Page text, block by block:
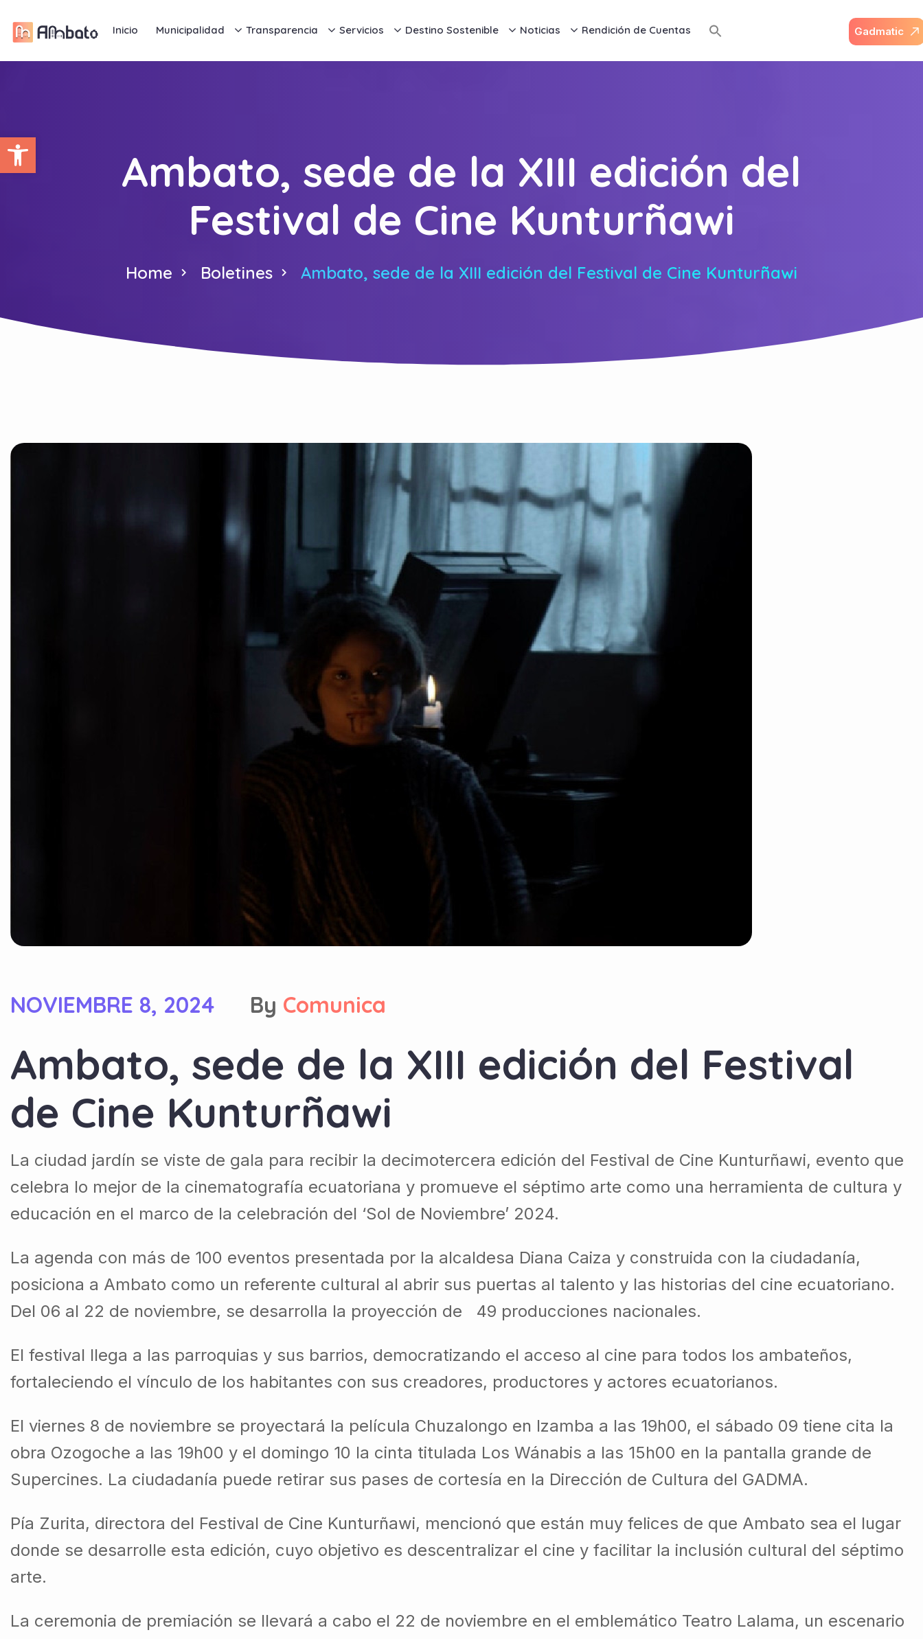
Abrir barra de herramientas
Inicio Municipalidad Transparencia Servicios Destino Sostenible Noticias Rendición de Cuentas Gadmatic
Ambato, sede de la XIII edición del
Festival de Cine Kunturñawi
Home Boletines Ambato, sede de la XIII edición del Festival de Cine Kunturñawi
NOVIEMBRE 8, 2024 By Comunica
Ambato, sede de la XIII edición del Festival
de Cine Kunturñawi
La ciudad jardín se viste de gala para recibir la decimotercera edición del Festival de Cine Kunturñawi, evento que
celebra lo mejor de la cinematografía ecuatoriana y promueve el séptimo arte como una herramienta de cultura y
educación en el marco de la celebración del ‘Sol de Noviembre’ 2024.
La agenda con más de 100 eventos presentada por la alcaldesa Diana Caiza y construida con la ciudadanía,
posiciona a Ambato como un referente cultural al abrir sus puertas al talento y las historias del cine ecuatoriano.
Del 06 al 22 de noviembre, se desarrolla la proyección de 49 producciones nacionales.
El festival llega a las parroquias y sus barrios, democratizando el acceso al cine para todos los ambateños,
fortaleciendo el vínculo de los habitantes con sus creadores, productores y actores ecuatorianos.
El viernes 8 de noviembre se proyectará la película Chuzalongo en Izamba a las 19h00, el sábado 09 tiene cita la
obra Ozogoche a las 19h00 y el domingo 10 la cinta titulada Los Wánabis a las 15h00 en la pantalla grande de
Supercines. La ciudadanía puede retirar sus pases de cortesía en la Dirección de Cultura del GADMA.
Pía Zurita, directora del Festival de Cine Kunturñawi, mencionó que están muy felices de que Ambato sea el lugar
donde se desarrolle esta edición, cuyo objetivo es descentralizar el cine y facilitar la inclusión cultural del séptimo
arte.
La ceremonia de premiación se llevará a cabo el 22 de noviembre en el emblemático Teatro Lalama, un escenario